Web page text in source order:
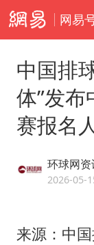
网易
中国排
体”发
赛报名
环球网资
2026-05-
来源：中